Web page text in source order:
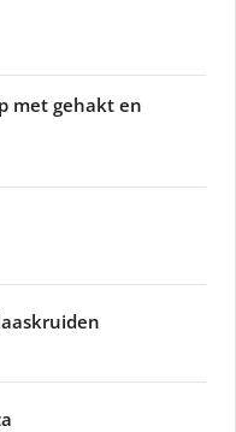
met gehakt en